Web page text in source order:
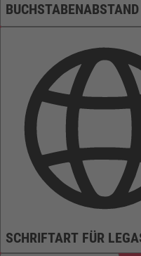
BUCHSTABENABSTAND
SCHRIFTART FÜR